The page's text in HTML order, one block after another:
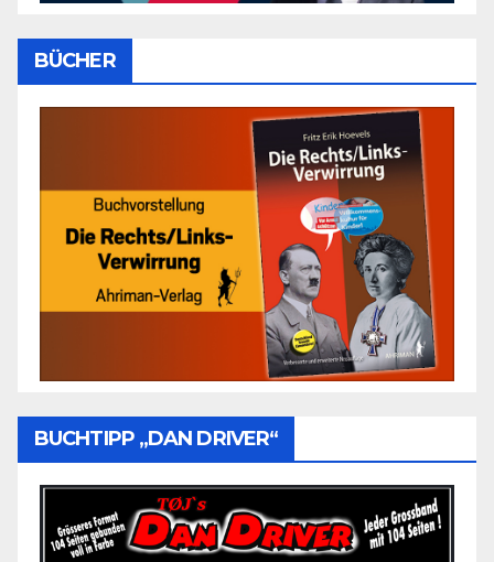
BÜCHER
BUCHTIPP „DAN DRIVER“